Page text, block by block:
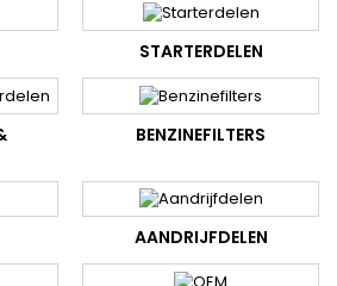
STARTERDELEN
BENZINEFILTERS
AANDRIJFDELEN